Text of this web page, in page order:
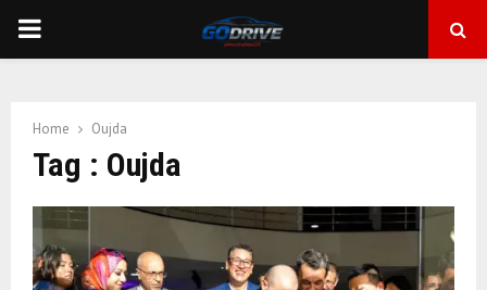
PRIMARY
Home Oujda
Tag : Oujda